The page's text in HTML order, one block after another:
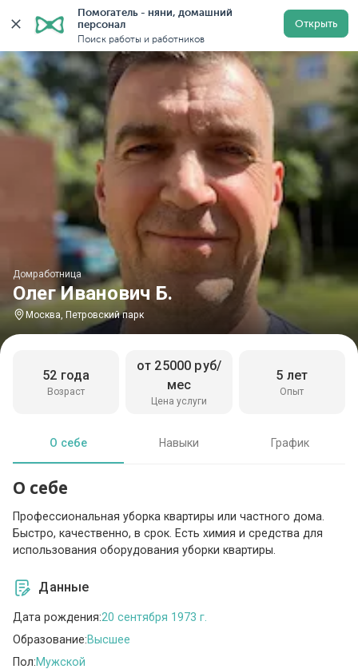
Помогатель - няни, домашний
персонал
Поиск работы и работников
Открыть
Главная Домработницы Домработницы в Москве
Олег Иванович Б.
Домработница
Москва, Петровский парк
Возраст
52 года
Цена услуги
от 25000 руб/
мес
Опыт
5 лет
О себе Навыки График
О себе
Профессиональная уборка квартиры или частного дома.
Быстро, качественно, в срок. Есть химия и средства для
использования оборудования уборки квартиры.
Данные
Дата рождения:20 сентября 1973 г.
Образование:Высшее
Пол:Мужской